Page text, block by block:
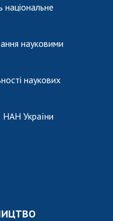
науковими
наукових
НАН України